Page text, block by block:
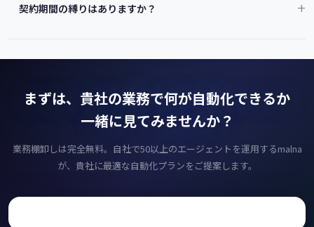
契約期間の縛りはありますか？
まずは、貴社の業務で何が自動化できるか
一緒に見てみませんか？
業務棚卸しは完全無料。自社で50以上のエージェントを運用するmalna
が、貴社に最適な自動化プランをご提案します。